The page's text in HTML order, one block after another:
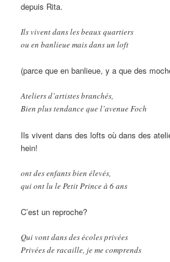
depuis Rita.
Ils vivent dans les beaux quartiers
ou en banlieue mais dans un loft
(parce que en banlieue, y a que des
Ateliers d’artistes branchés,
Bien plus tendance que l’avenue Foch
Ils vivent dans des lofts où dans des
hein!
ont des enfants bien élevés,
qui ont lu le Petit Prince à 6 ans
C’est un reproche?
Qui vont dans des écoles privées
Privées de racaille, je me comprends